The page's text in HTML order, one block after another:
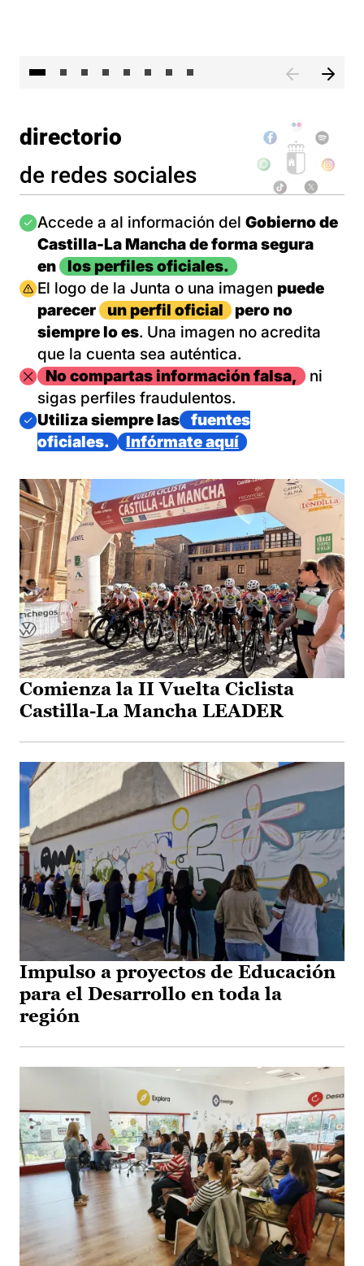
directorio
de redes sociales
Imagen
Accede a al información del Gobierno de
Castilla-La Mancha de forma segura
en
los perfiles oficiales.
Imagen
El logo de la Junta o una imagen puede
parecer
un perfil oficial
pero no
siempre lo es. Una imagen no acredita
que la cuenta sea auténtica.
ImagenNo compartas información falsa,
ni
sigas perfiles fraudulentos.
Imagen
Utiliza siempre las
fuentes
oficiales.
Infórmate aquí
Comienza la II Vuelta Ciclista
Castilla-La Mancha LEADER
Impulso a proyectos de Educación
para el Desarrollo en toda la
región